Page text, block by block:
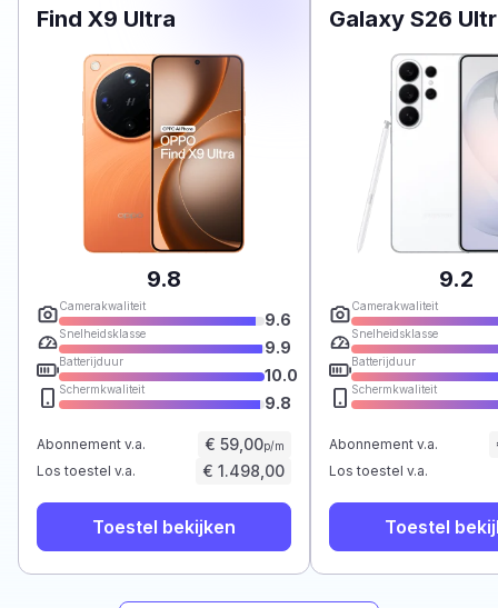
Find X9 Ultra
9.8
Camerakwaliteit
9.6
Snelheidsklasse
9.9
Batterijduur
10.0
Schermkwaliteit
9.8
Abonnement v.a. € 59,00p/m
Los toestel v.a. € 1.498,00
Toestel bekijken
Galaxy S26
9.2
Camerakwaliteit
Snelheidsklasse
Batterijduur
Schermkwaliteit
Abonnement v.a.
Los toestel v.a.
Toestel